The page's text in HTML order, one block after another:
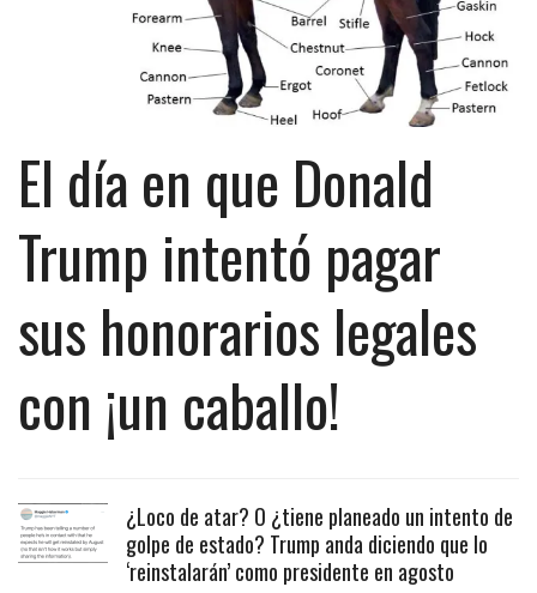
El día en que Donald
Trump intentó pagar
sus honorarios legales
con ¡un caballo!
¿Loco de atar? O ¿tiene planeado un intento de
golpe de estado? Trump anda diciendo que lo
‘reinstalarán’ como presidente en agosto